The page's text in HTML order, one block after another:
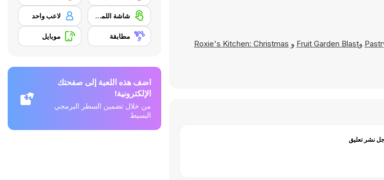
وFruit Garden Blast و Roxie's Kitchen: Christmas
نشر تعليق
شاشة اللمس لاعب واحد
مطابقة موبايل
اضف هذه اللعبة إلى صفحتك
الإلكترونية!
من خلال تضمين السطر البرمجي
البسيط